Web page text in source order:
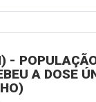
-
A DOSE